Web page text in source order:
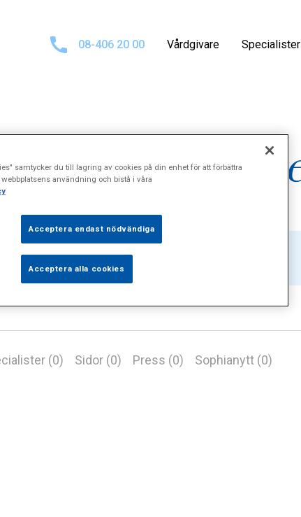
08-406 20 00 Vårdgivare Specialister
"Alopecia
(0) Sidor (0) Press (0) Sophianytt (0)
samtycker du till lagring av cookies på din enhet för att förbättra
användning och bistå i våra
Acceptera endast nödvändiga
Acceptera alla cookies